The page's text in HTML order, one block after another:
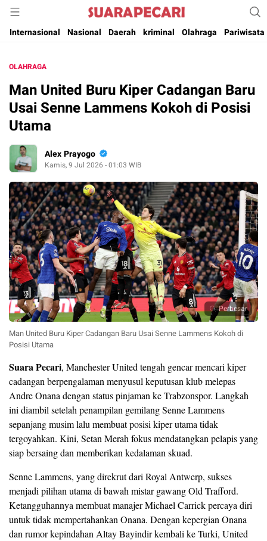
Suara Pecari
Suara Pencerahan Anak Negeri ( Berita Aktual & Terpercaya )
Internasional
Nasional Daerah kriminal Olahraga Pariwisata
OLAHRAGA
Man United Buru Kiper Cadangan Baru
Usai Senne Lammens Kokoh di Posisi
Utama
Alex Prayogo
Kamis, 9 Jul 2026 - 01:03 WIB
Perbesar
Man United Buru Kiper Cadangan Baru Usai Senne Lammens Kokoh di
Posisi Utama
Suara Pecari, Manchester United tengah gencar mencari kiper
cadangan berpengalaman menyusul keputusan klub melepas
Andre Onana dengan status pinjaman ke Trabzonspor. Langkah
ini diambil setelah penampilan gemilang Senne Lammens
sepanjang musim lalu membuat posisi kiper utama tidak
tergoyahkan. Kini, Setan Merah fokus mendatangkan pelapis yang
siap bersaing dan memberikan kedalaman skuad.
Senne Lammens, yang direkrut dari Royal Antwerp, sukses
menjadi pilihan utama di bawah mistar gawang Old Trafford.
Ketangguhannya membuat manajer Michael Carrick percaya diri
untuk tidak mempertahankan Onana. Dengan kepergian Onana
dan rumor kepindahan Altay Bayindir kembali ke Turki, United